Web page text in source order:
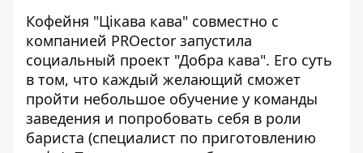
Кофейня "Цікава кава" совместно с
компанией PROector запустила
социальный проект "Добра кава". Его суть
в том, что каждый желающий сможет
пройти небольшое обучение у команды
заведения и попробовать себя в роли
бариста (специалист по приготовлению